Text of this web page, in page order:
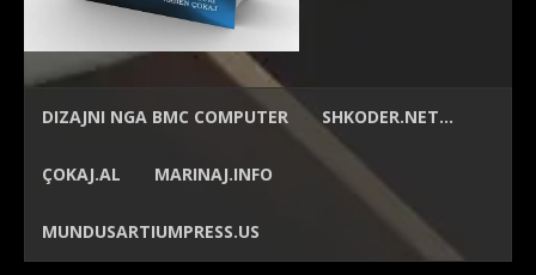
DIZAJNI NGA BMC COMPUTER SHKODER.NET…
ÇOKAJ.AL MARINAJ.INFO
MUNDUSARTIUMPRESS.US